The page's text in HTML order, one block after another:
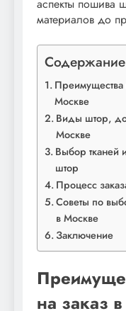
аспекты пошива
материалов до
Содержание
Преимущества
Москве
Виды штор,
Москве
Выбор тканей
штор
Процесс
Советы по
в Москве
Заключение
на заказ